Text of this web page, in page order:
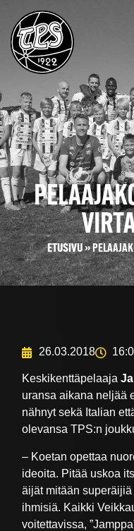
ETUSIVU»
26.03.2018
Keskikenttäpelaaja
uransa aikana neljää
nähnyt sekä Italian
olevansa TPS:n
– Koetan opettaa
ideoita. Pitää uskoa
äijät mitään
ihmisiä. Kaikki
voitettavissa,